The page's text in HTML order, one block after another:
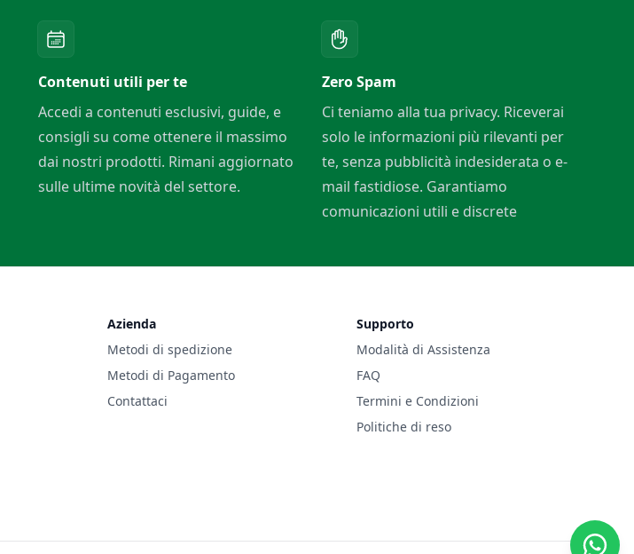
Contenuti utili per te
Accedi a contenuti esclusivi, guide, e
consigli su come ottenere il massimo
dai nostri prodotti. Rimani aggiornato
sulle ultime novità del settore.
Zero Spam
Ci teniamo alla tua privacy. Riceverai
solo le informazioni più rilevanti per
te, senza pubblicità indesiderata o e-
mail fastidiose. Garantiamo
comunicazioni utili e discrete
Azienda
Metodi di spedizione
Metodi di Pagamento
Contattaci
Supporto
Modalità di Assistenza
FAQ
Termini e Condizioni
Politiche di reso